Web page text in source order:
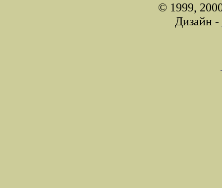
© 1999,
Дизайн -